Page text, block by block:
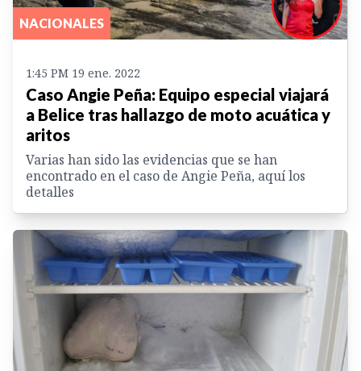
NACIONALES
1:45 PM 19 ene. 2022
Caso Angie Peña: Equipo especial viajará
a Belice tras hallazgo de moto acuática y
aritos
Varias han sido las evidencias que se han
encontrado en el caso de Angie Peña, aquí los
detalles